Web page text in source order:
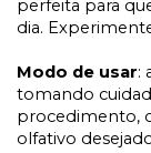
perfeita para
dia.
Modo de usar:
tomando
procedimento,
olfativo